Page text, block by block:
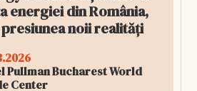
energiei din România,
noii realități
Pullman Bucharest World
Center